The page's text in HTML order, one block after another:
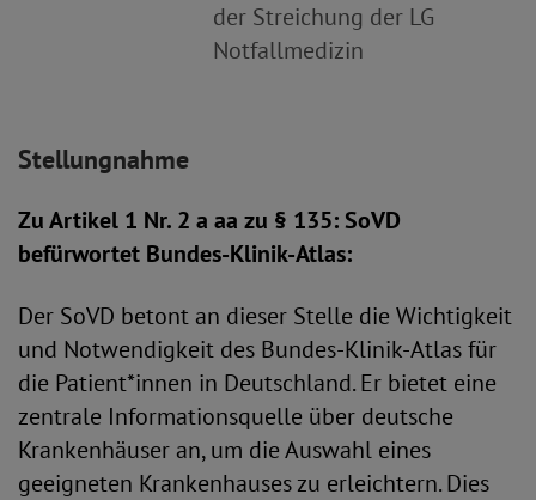
der Streichung der LG
Notfallmedizin
Stellungnahme
Zu Artikel 1 Nr. 2 a aa zu § 135: SoVD
befürwortet Bundes-Klinik-Atlas:
Der SoVD betont an dieser Stelle die Wichtigkeit
und Notwendigkeit des Bundes-Klinik-Atlas für
die Patient*innen in Deutschland. Er bietet eine
zentrale Informationsquelle über deutsche
Krankenhäuser an, um die Auswahl eines
geeigneten Krankenhauses zu erleichtern. Dies